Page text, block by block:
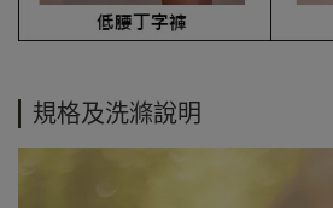
規格及洗滌說明